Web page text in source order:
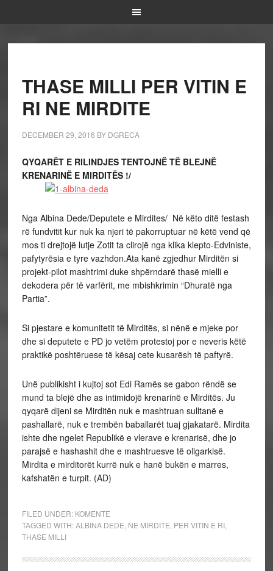
THASE MILLI PER VITIN E
RI NE MIRDITE
DECEMBER 29, 2016 BY DGRECA
QYQARËT E RILINDJES TENTOJNË TË BLEJNË
KRENARINË E MIRDITËS !/
Nga Albina Dede/Deputete e Mirdites/ Në këto ditë festash
rë fundvitit kur nuk ka njeri të pakorruptuar në këtë vend që
mos ti drejtojë lutje Zotit ta clirojë nga klika klepto-Edviniste,
pafytyrësia e tyre vazhdon.Ata kanë zgjedhur Mirditën si
projekt-pilot mashtrimi duke shpërndarë thasë mielli e
dekodera për të varfërit, me mbishkrimin “Dhuratë nga
Partia”.
Si pjestare e komunitetit të Mirditës, si nënë e mjeke por
dhe si deputete e PD jo vetëm protestoj por e neveris këtë
praktikë poshtëruese të kësaj cete kusarësh të paftyrë.
Unë publikisht i kujtoj sot Edi Ramës se gabon rëndë se
mund ta blejë dhe as intimidojë krenarinë e Mirditës. Ju
qyqarë dijeni se Mirditën nuk e mashtruan sulltanë e
pashallarë, nuk e trembën baballarët tuaj gjakatarë. Mirdita
ishte dhe ngelet Republikë e vlerave e krenarisë, dhe jo
parajsë e hashashit dhe e mashtruesve të oligarkisë.
Mirdita e mirditorët kurrë nuk e hanë bukën e marres,
kafshatën e turpit. (AD)
FILED UNDER: KOMENTE
TAGGED WITH:ALBINA DEDE NE MIRDITE PER VITIN E RI,
THASE MILLI